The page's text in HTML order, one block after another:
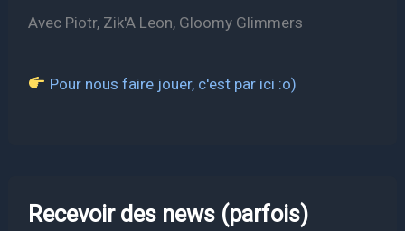
Avec Piotr, Zik'A Leon, Gloomy Glimmers
Pour nous faire jouer, c'est par ici :o)
Recevoir des news (parfois)